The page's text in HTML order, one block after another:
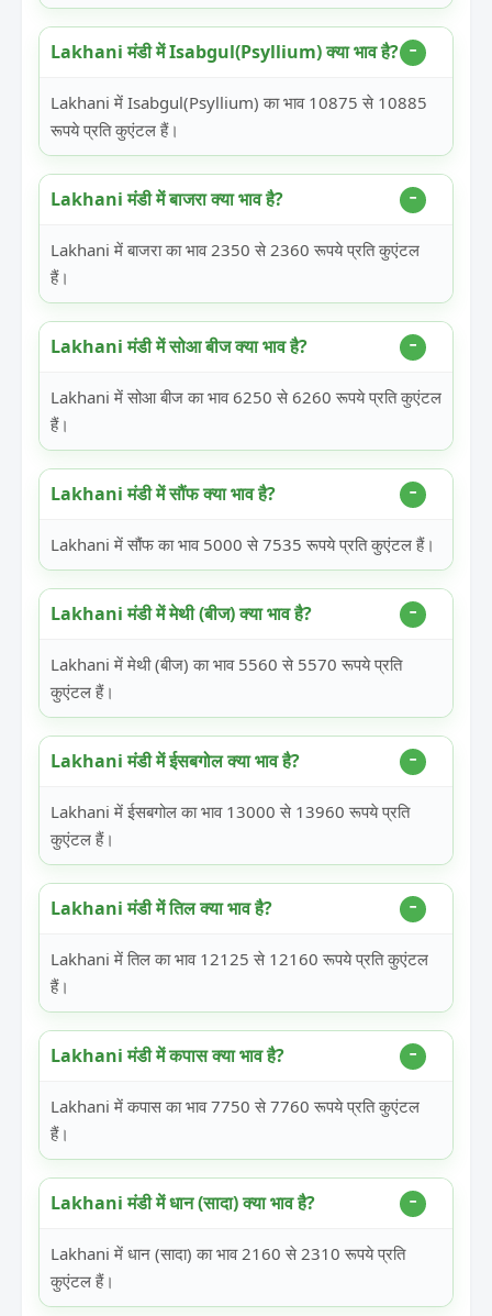
Lakhani मंडी में Isabgul(Psyllium) क्या भाव है?
Lakhani में Isabgul(Psyllium) का भाव 10875 से 10885
रूपये प्रति कुएंटल हैं।
Lakhani मंडी में बाजरा क्या भाव है?
Lakhani में बाजरा का भाव 2350 से 2360 रूपये प्रति कुएंटल
हैं।
Lakhani मंडी में सोआ बीज क्या भाव है?
Lakhani में सोआ बीज का भाव 6250 से 6260 रूपये प्रति कुएंटल
हैं।
Lakhani मंडी में सौंफ क्या भाव है?
Lakhani में सौंफ का भाव 5000 से 7535 रूपये प्रति कुएंटल हैं।
Lakhani मंडी में मेथी (बीज) क्या भाव है?
Lakhani में मेथी (बीज) का भाव 5560 से 5570 रूपये प्रति
कुएंटल हैं।
Lakhani मंडी में ईसबगोल क्या भाव है?
Lakhani में ईसबगोल का भाव 13000 से 13960 रूपये प्रति
कुएंटल हैं।
Lakhani मंडी में तिल क्या भाव है?
Lakhani में तिल का भाव 12125 से 12160 रूपये प्रति कुएंटल
हैं।
Lakhani मंडी में कपास क्या भाव है?
Lakhani में कपास का भाव 7750 से 7760 रूपये प्रति कुएंटल
हैं।
Lakhani मंडी में धान (सादा) क्या भाव है?
Lakhani में धान (सादा) का भाव 2160 से 2310 रूपये प्रति
कुएंटल हैं।